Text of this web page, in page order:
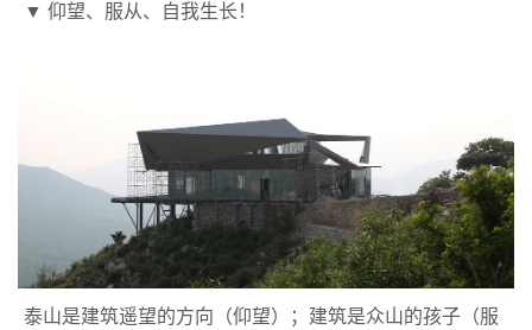
▼ 仰望、服从、自我生长！
泰山是建筑遥望的方向（仰望）；建筑是众山的孩子（服